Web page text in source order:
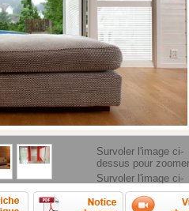
Survoler l'image ci-
dessus pour zoomer
Survoler l'image ci-
dessus pour zoomer
Comment prendre les mesures ?
Fiche technique